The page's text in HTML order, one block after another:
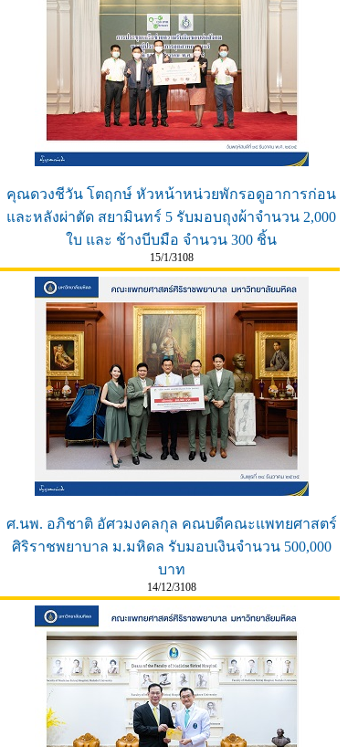
คุณดวงชีวัน โตฤกษ์ หัวหน้าหน่วยพักรอดูอาการก่อน
และหลังผ่าตัด สยามินทร์ 5 รับมอบถุงผ้าจำนวน 2,000
ใบ และ ช้างบีบมือ จำนวน 300 ชิ้น
15/1/3108
ศ.นพ. อภิชาติ อัศวมงคลกุล คณบดีคณะแพทยศาสตร์
ศิริราชพยาบาล ม.มหิดล รับมอบเงินจำนวน 500,000
บาท
14/12/3108